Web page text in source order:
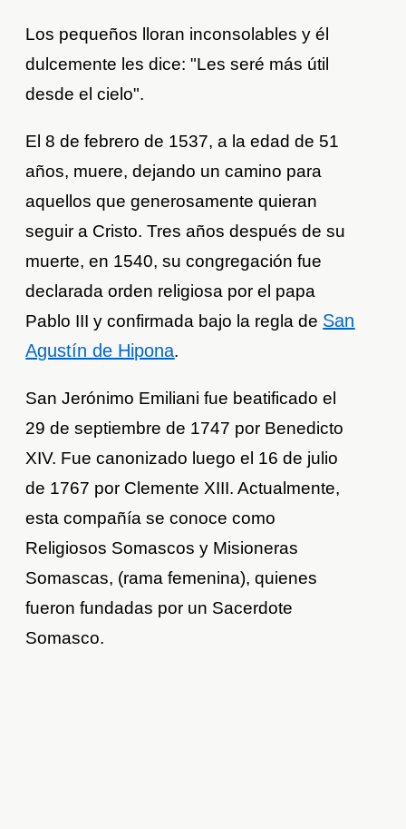
Los pequeños lloran inconsolables y él
dulcemente les dice: "Les seré más útil
desde el cielo".
El 8 de febrero de 1537, a la edad de 51
años, muere, dejando un camino para
aquellos que generosamente quieran
seguir a Cristo. Tres años después de su
muerte, en 1540, su congregación fue
declarada orden religiosa por el papa
Pablo III y confirmada bajo la regla de San
Agustín de Hipona.
San Jerónimo Emiliani fue beatificado el
29 de septiembre de 1747 por Benedicto
XIV. Fue canonizado luego el 16 de julio
de 1767 por Clemente XIII. Actualmente,
esta compañía se conoce como
Religiosos Somascos y Misioneras
Somascas, (rama femenina), quienes
fueron fundadas por un Sacerdote
Somasco.